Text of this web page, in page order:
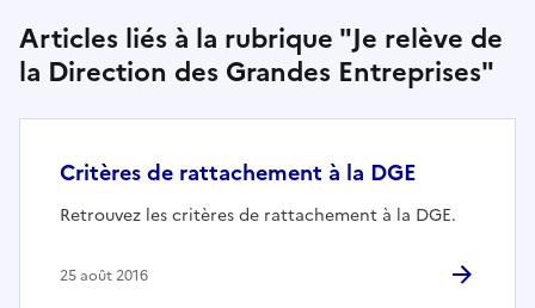
Articles liés à la rubrique "Je relève de
la Direction des Grandes Entreprises"
Critères de rattachement à la DGE
Retrouvez les critères de rattachement à la DGE.
25 août 2016